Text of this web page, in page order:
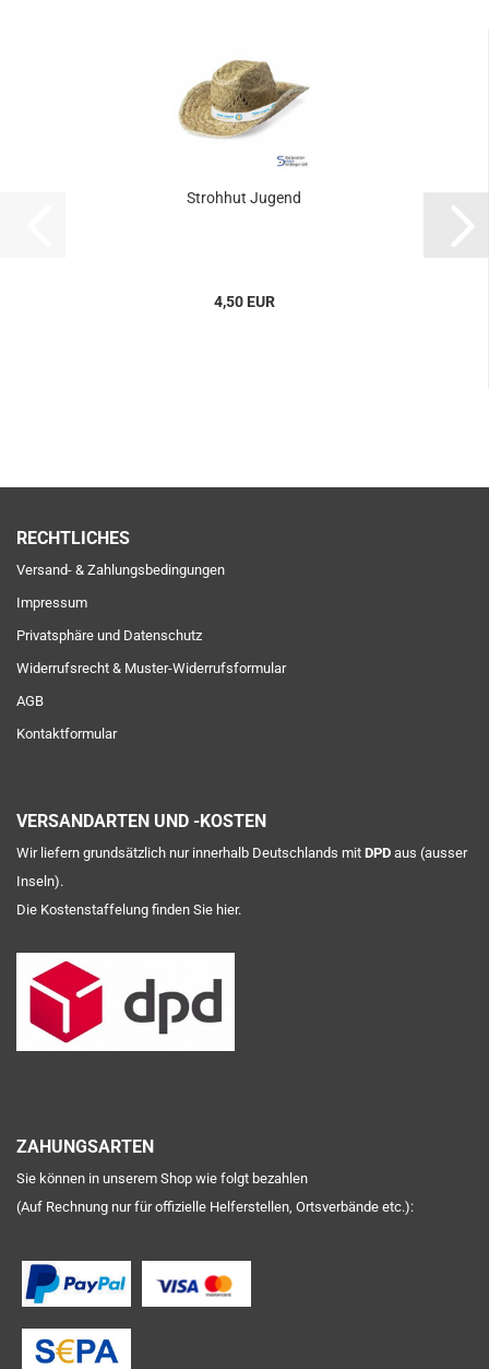
Stroh­hut Ju­gend
4,50 EUR
RECHTLICHES
Versand- & Zahlungsbedingungen
Impressum
Privatsphäre und Datenschutz
Widerrufsrecht & Muster-Widerrufsformular
AGB
Kontaktformular
VERSANDARTEN UND -KOSTEN
Wir liefern grundsätzlich nur innerhalb Deutschlands mit DPD aus (ausser
Inseln).
Die Kostenstaffelung finden Sie hier.
ZAHUNGSARTEN
Sie können in unserem Shop wie folgt bezahlen
(Auf Rechnung nur für offizielle Helferstellen, Ortsverbände etc.):